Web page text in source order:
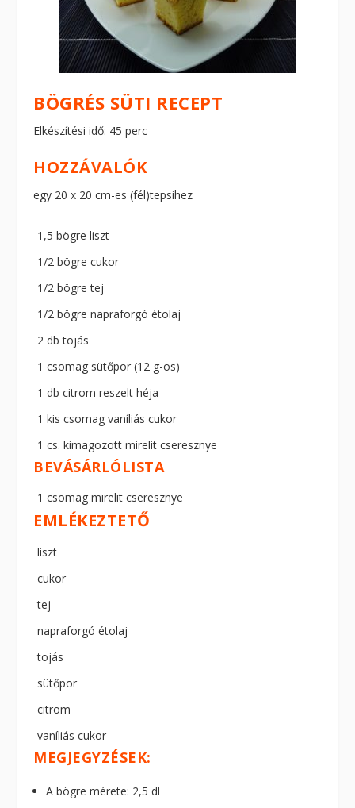
BÖGRÉS SÜTI RECEPT
Elkészítési idő: 45 perc
HOZZÁVALÓK
egy 20 x 20 cm-es (fél)tepsihez
1,5 bögre liszt
1/2 bögre cukor
1/2 bögre tej
1/2 bögre napraforgó étolaj
2 db tojás
1 csomag sütőpor (12 g-os)
1 db citrom reszelt héja
1 kis csomag vaníliás cukor
1 cs. kimagozott mirelit cseresznye
BEVÁSÁRLÓLISTA
1 csomag mirelit cseresznye
EMLÉKEZTETŐ
liszt
cukor
tej
napraforgó étolaj
tojás
sütőpor
citrom
vaníliás cukor
MEGJEGYZÉSEK:
A bögre mérete: 2,5 dl